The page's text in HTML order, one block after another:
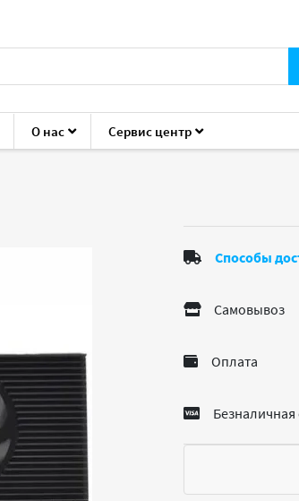
О нас Сервис центр
Afox R5 230 2Gb
Способы
Самовывоз
Оплата
Безналичная